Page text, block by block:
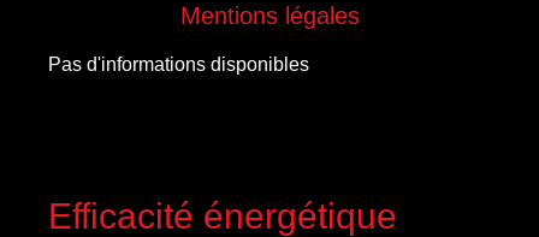
Mentions légales
Pas d'informations disponibles
Efficacité énergétique